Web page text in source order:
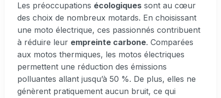
Les préoccupations écologiques sont au cœur
des choix de nombreux motards. En choisissant
une moto électrique, ces passionnés contribuent
à réduire leur empreinte carbone. Comparées
aux motos thermiques, les motos électriques
permettent une réduction des émissions
polluantes allant jusqu’à 50 %. De plus, elles ne
génèrent pratiquement aucun bruit, ce qui